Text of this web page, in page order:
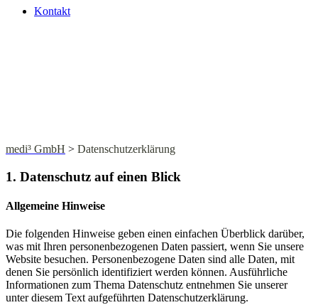
Kontakt
medi³ GmbH > Datenschutzerklärung
1. Datenschutz auf einen Blick
Allgemeine Hinweise
Die folgenden Hinweise geben einen einfachen Überblick darüber,
was mit Ihren personenbezogenen Daten passiert, wenn Sie unsere
Website besuchen. Personenbezogene Daten sind alle Daten, mit
denen Sie persönlich identifiziert werden können. Ausführliche
Informationen zum Thema Datenschutz entnehmen Sie unserer
unter diesem Text aufgeführten Datenschutzerklärung.